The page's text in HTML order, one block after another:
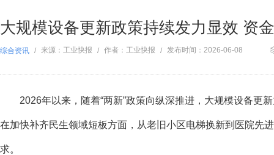
大规模设备更新政策持续发力显效 资
综合资讯 / 来源：工业快报 / 作者：工业快报 / 发布时间：2026-06-08
2026年以来，随着“两新”政策向纵深推进，大规模设备更
在加快补齐民生领域短板方面，从老旧小区电梯换新到医院先
求。